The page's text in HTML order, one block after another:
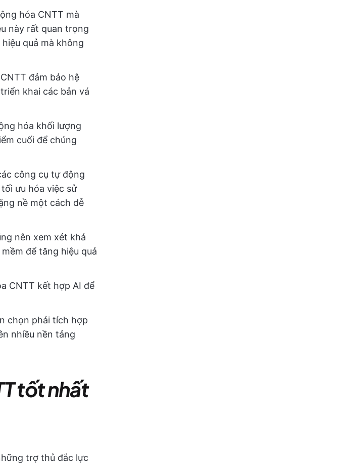
hóa CNTT mà
này rất quan trọng
quả mà không
đảm bảo hệ
khai các bản vá
hóa khối lượng
cuối để chúng
công cụ tự động
ưu hóa việc sử
nề một cách dễ
nên xem xét khả
để tăng hiệu quả
CNTT kết hợp AI để
chọn phải tích hợp
nhiều nền tảng
tốt nhất
trợ thủ đắc lực